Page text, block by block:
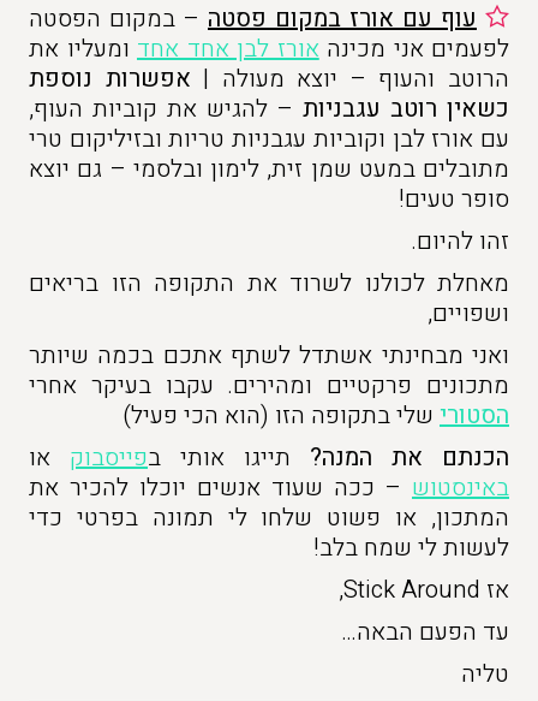
עוף עם אורז במקום פסטה – במקום הפסטה
לפעמים אני מכינהאורז לבן אחד אחד ומעליו את
הרוטב והעוף – יוצא מעולה | אפשרות נוספת
כשאין רוטב עגבניות – להגיש את קוביות העוף,
עם אורז לבן וקוביות עגבניות טריות ובזיליקום טרי
מתובלים במעט שמן זית, לימון ובלסמי – גם יוצא
סופר טעים!
זהו להיום.
מאחלת לכולנו לשרוד את התקופה הזו בריאים
ושפויים,
ואני מבחינתי אשתדל לשתף אתכם בכמה שיותר
מתכונים פרקטיים ומהירים. עקבו בעיקר אחרי
הסטורי שלי בתקופה הזו (הוא הכי פעיל)
הכנתם את המנה? תייגו אותי בפייסבוק או
באינסטוש – ככה שעוד אנשים יוכלו להכיר את
המתכון, או פשוט שלחו לי תמונה בפרטי כדי
לעשות לי שמח בלב!
אז Stick Around,
עד הפעם הבאה…
טליה